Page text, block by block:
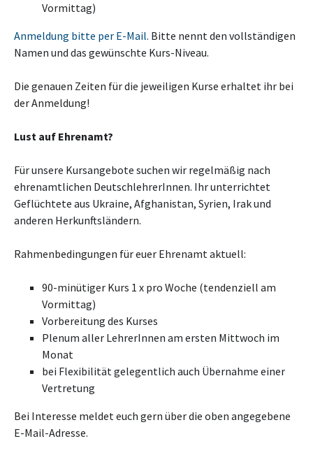
Vormittag)
Anmeldung bitte per E-Mail. Bitte nennt den vollständigen
Namen und das gewünschte Kurs-Niveau.
Die genauen Zeiten für die jeweiligen Kurse erhaltet ihr bei
der Anmeldung!
Lust auf Ehrenamt?
Für unsere Kursangebote suchen wir regelmäßig nach
ehrenamtlichen DeutschlehrerInnen. Ihr unterrichtet
Geflüchtete aus Ukraine, Afghanistan, Syrien, Irak und
anderen Herkunftsländern.
Rahmenbedingungen für euer Ehrenamt aktuell:
90-minütiger Kurs 1 x pro Woche (tendenziell am
Vormittag)
Vorbereitung des Kurses
Plenum aller LehrerInnen am ersten Mittwoch im
Monat
bei Flexibilität gelegentlich auch Übernahme einer
Vertretung
Bei Interesse meldet euch gern über die oben angegebene
E-Mail-Adresse.